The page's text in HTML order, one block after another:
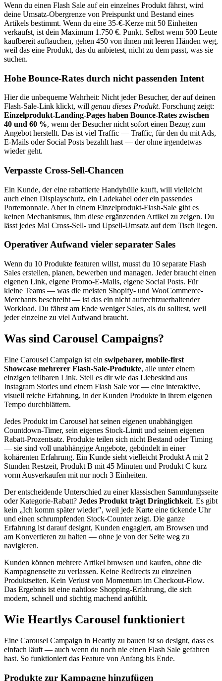
Wenn du einen Flash Sale auf ein einzelnes Produkt fährst, wird
deine Umsatz-Obergrenze von Preispunkt und Bestand eines
Artikels bestimmt. Wenn du eine 35-€-Kerze mit 50 Einheiten
verkaufst, ist dein Maximum 1.750 €. Punkt. Selbst wenn 500 Leute
kaufbereit auftauchen, gehen 450 von ihnen mit leeren Händen weg,
weil das eine Produkt, das du anbietest, nicht zu dem passt, was sie
suchen.
Hohe Bounce-Rates durch nicht passenden Intent
Hier die unbequeme Wahrheit: Nicht jeder Besucher, der auf deinen
Flash-Sale-Link klickt, will genau dieses Produkt. Forschung zeigt:
Einzelprodukt-Landing-Pages haben Bounce-Rates zwischen
40 und 60 %, wenn der Besucher nicht sofort einen Bezug zum
Angebot herstellt. Das ist viel Traffic — Traffic, für den du mit Ads,
E-Mails oder Social Posts bezahlt hast — der ohne irgendetwas
wieder geht.
Verpasste Cross-Sell-Chancen
Ein Kunde, der eine rabattierte Handyhülle kauft, will vielleicht
auch einen Displayschutz, ein Ladekabel oder ein passendes
Portemonnaie. Aber in einem Einzelprodukt-Flash-Sale gibt es
keinen Mechanismus, ihm diese ergänzenden Artikel zu zeigen. Du
lässt jedes Mal Cross-Sell- und Upsell-Umsatz auf dem Tisch liegen.
Operativer Aufwand vieler separater Sales
Wenn du 10 Produkte featuren willst, musst du 10 separate Flash
Sales erstellen, planen, bewerben und managen. Jeder braucht einen
eigenen Link, eigene Promo-E-Mails, eigene Social Posts. Für
kleine Teams — was die meisten Shopify- und WooCommerce-
Merchants beschreibt — ist das ein nicht aufrechtzuerhaltender
Workload. Du fährst am Ende weniger Sales, als du solltest, weil
jeder einzelne zu viel Aufwand braucht.
Was sind Carousel Campaigns?
Eine Carousel Campaign ist ein swipebarer, mobile-first
Showcase mehrerer Flash-Sale-Produkte, alle unter einem
einzigen teilbaren Link. Stell es dir wie das Liebeskind aus
Instagram Stories und einem Flash Sale vor — eine interaktive,
visuell reiche Erfahrung, in der Kunden Produkte in ihrem eigenen
Tempo durchblättern.
Jedes Produkt im Carousel hat seinen eigenen unabhängigen
Countdown-Timer, sein eigenes Stock-Limit und seinen eigenen
Rabatt-Prozentsatz. Produkte teilen sich nicht Bestand oder Timing
— sie sind voll unabhängige Angebote, gebündelt in einer
kohärenten Erfahrung. Ein Kunde sieht vielleicht Produkt A mit 2
Stunden Restzeit, Produkt B mit 45 Minuten und Produkt C kurz
vorm Ausverkaufen mit nur noch 3 Einheiten.
Der entscheidende Unterschied zu einer klassischen Sammlungsseite
oder Kategorie-Rabatt? Jedes Produkt trägt Dringlichkeit. Es gibt
kein „Ich komm später wieder", weil jede Karte eine tickende Uhr
und einen schrumpfenden Stock-Counter zeigt. Die ganze
Erfahrung ist darauf designt, Kunden engagiert, am Browsen und
am Konvertieren zu halten — ohne je von der Seite weg zu
navigieren.
Kunden können mehrere Artikel browsen und kaufen, ohne die
Kampagnenseite zu verlassen. Keine Redirects zu einzelnen
Produktseiten. Kein Verlust von Momentum im Checkout-Flow.
Das Ergebnis ist eine nahtlose Shopping-Erfahrung, die sich
modern, schnell und süchtig machend anfühlt.
Wie Heartlys Carousel funktioniert
Eine Carousel Campaign in Heartly zu bauen ist so designt, dass es
einfach läuft — auch wenn du noch nie einen Flash Sale gefahren
hast. So funktioniert das Feature von Anfang bis Ende.
Produkte zur Kampagne hinzufügen